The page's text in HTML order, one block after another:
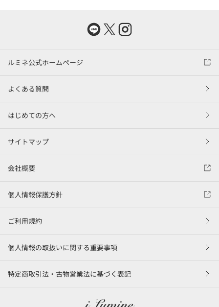
ルミネ公式ホームページ
よくある質問
はじめての方へ
サイトマップ
会社概要
個人情報保護方針
ご利用規約
個人情報の取扱いに関する重要事項
特定商取引法・古物営業法に基づく表記